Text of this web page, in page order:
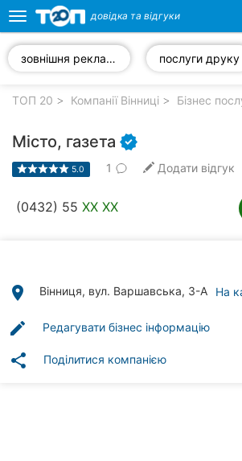
компанії
клініки
Автошколи
Toggle
navigation
довідка та відгуки
зовнішня реклама послуги друку
ТОП 20 Компанії Вінниці Бізнес
Місто, газета
5.0 1 Додати відгук
(0432) 55 XX XX
place Вінниця, вул. Варшавська, 3-А На
edit Редагувати бізнес інформацію
share Поділитися компанією